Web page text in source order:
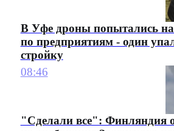
В Уфе дроны попытались
по предприятиям - один
стройку
08:46
"Сделали все": Финляндия